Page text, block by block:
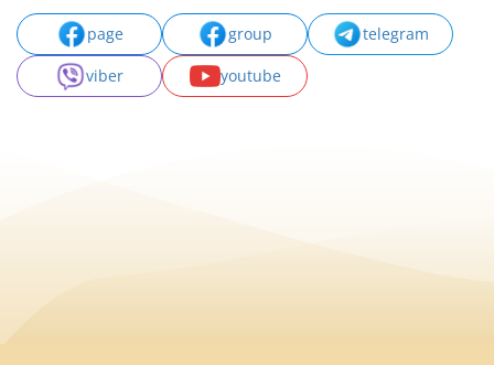
page group
telegram
viber
youtube